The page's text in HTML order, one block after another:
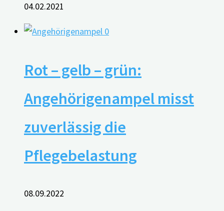
04.02.2021
0
Rot – gelb – grün:
Angehörigenampel misst
zuverlässig die
Pflegebelastung
08.09.2022